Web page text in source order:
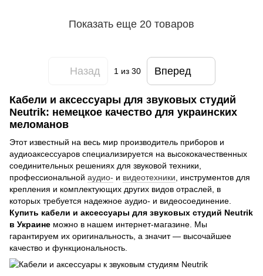
Показать еще 20 товаров
Назад 1из 30 Вперед
Кабели и аксессуары для звуковых студий
Neutrik: немецкое качество для украинских
меломанов
Этот известный на весь мир производитель приборов и
аудиоаксессуаров специализируется на высококачественных
соединительных решениях для звуковой техники,
профессиональной аудио- и видеотехники , инструментов для
крепления и комплектующих других видов отраслей, в
которых требуется надежное аудио- и видеосоединение.
Купить кабели и аксессуары для звуковых студий Neutrik
в Украине можно в нашем интернет-магазине. Мы
гарантируем их оригинальность, а значит — высочайшее
качество и функциональность.